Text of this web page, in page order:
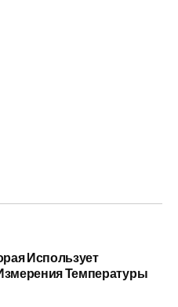
Использует
Температуры